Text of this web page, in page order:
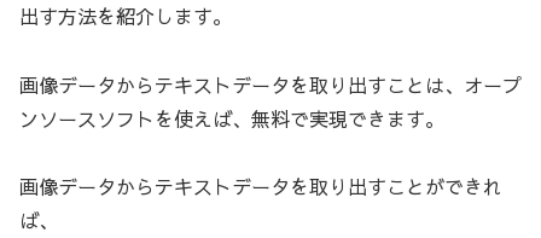
出す方法を紹介します。
画像データからテキストデータを取り出すことは、オープ
ンソースソフトを使えば、無料で実現できます。
画像データからテキストデータを取り出すことができれ
ば、